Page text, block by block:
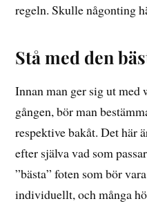
regeln. Skulle någonting
Stå med den
Innan man ger sig ut med
gången, bör man
respektive bakåt. Det här
efter själva vad som
”bästa” foten som bör
individuellt, och många